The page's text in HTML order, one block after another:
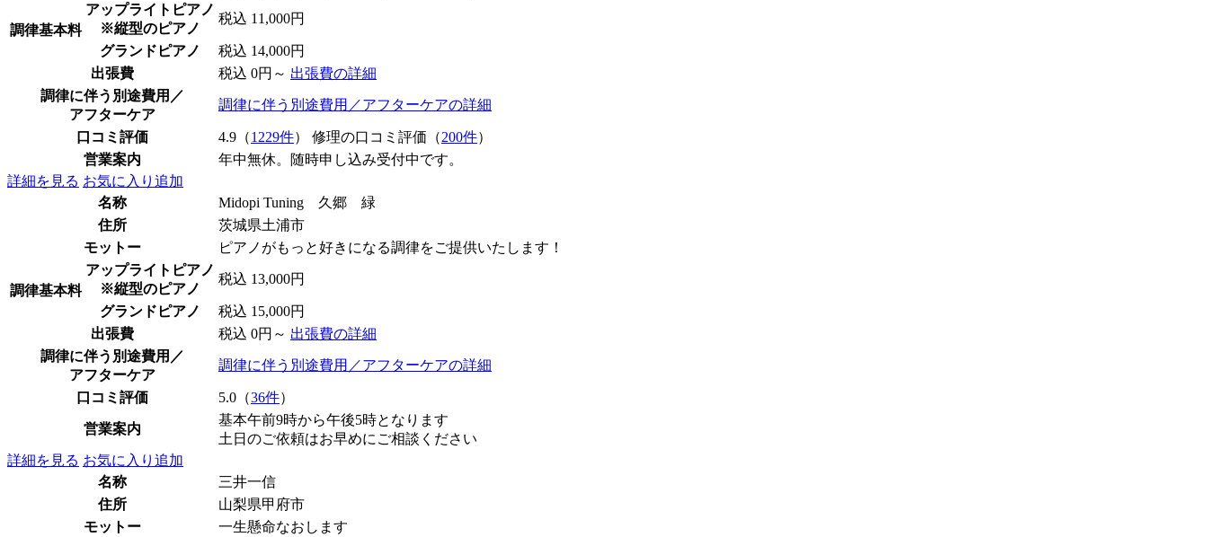
調律基本料
アップライトピアノ
※縦型のピアノ
税込 11,000円
グランドピアノ
税込 14,000円
出張費
税込 0円～ 出張費の詳細
調律に伴う別途費用／
アフターケア
調律に伴う別途費用／アフターケアの詳細
口コミ評価 4.9（1229件） 修理の口コミ評価（200件）
営業案内
年中無休。随時申し込み受付中です。
詳細を見る お気に入り追加
名称
Midopi Tuning 久郷 緑
住所
茨城県土浦市
モットー
ピアノがもっと好きになる調律をご提供いたします！
調律基本料
アップライトピアノ
※縦型のピアノ
税込 13,000円
グランドピアノ
税込 15,000円
出張費
税込 0円～ 出張費の詳細
調律に伴う別途費用／
アフターケア
調律に伴う別途費用／アフターケアの詳細
口コミ評価 5.0（36件）
営業案内
基本午前9時から午後5時となります
土日のご依頼はお早めにご相談ください
詳細を見る お気に入り追加
名称
三井一信
住所
山梨県甲府市
モットー
一生懸命なおします